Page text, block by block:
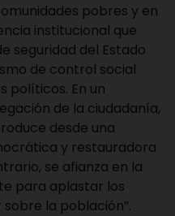
pobres y en
institucional que
seguridad del Estado
de control social
políticos. En un
de la ciudadanía,
desde una
y restauradora
se afianza en la
para aplastar los
la población”.